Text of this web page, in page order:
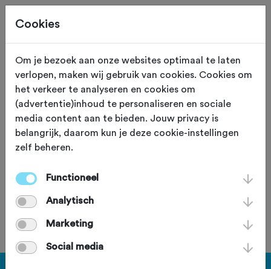
AVIKO MTB
Kruisbergtocht 2025
zondag 19 oktober 2025
oktober 2025.
Cookies
Om je bezoek aan onze websites optimaal te laten
verlopen, maken wij gebruik van cookies. Cookies om
het verkeer te analyseren en cookies om
(advertentie)inhoud te personaliseren en sociale
media content aan te bieden. Jouw privacy is
belangrijk, daarom kun je deze cookie-instellingen
zelf beheren.
Functioneel
Analytisch
Marketing
Social media